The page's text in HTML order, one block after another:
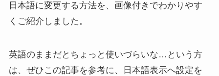
日本語に変更する方法を、画像付きでわかりやす
くご紹介しました。
英語のままだとちょっと使いづらいな…という方
は、ぜひこの記事を参考に、日本語表示へ設定を